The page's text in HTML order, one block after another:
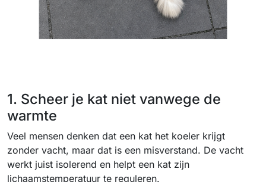
1. Scheer je kat niet vanwege de
warmte
Veel mensen denken dat een kat het koeler krijgt
zonder vacht, maar dat is een misverstand. De vacht
werkt juist isolerend en helpt een kat zijn
lichaamstemperatuur te reguleren.